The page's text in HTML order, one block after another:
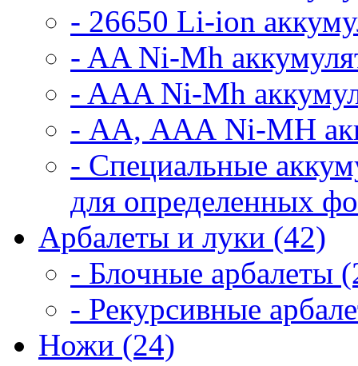
- 26650 Li-ion
- AA Ni-Mh
- AAA Ni-Mh
- АА, ААА Ni-MH
- Специальные
для определенных
Арбалеты и луки (42)
- Блочные арбалеты
- Рекурсивные
Ножи (24)